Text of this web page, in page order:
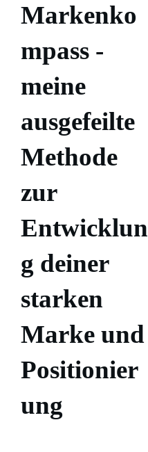
Markenko
mpass -
meine
ausgefeilte
Methode
zur
Entwicklun
g deiner
starken
Marke und
Positionier
ung